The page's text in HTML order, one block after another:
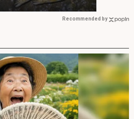
Recommended by